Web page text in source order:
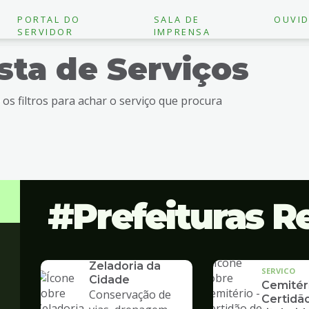
PORTAL DO
SERVIDOR
SALA DE
IMPRENSA
de Serviços
os filtros para achar o serviço que procura
Prefeituras
Zeladoria da
Cidade
Conservação de
SERVICO